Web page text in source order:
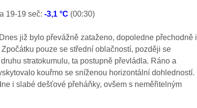
19-19 seč: -3,1 °C (00:30)
již bylo převážně zataženo, dopoledne přechodně i
pouze se střední oblačností, později se
stratokumulu, ta postupně převládla. Ráno a
kouřmo se sníženou horizontální dohledností.
i slabé dešťové přeháňky, ovšem s neměřitelným